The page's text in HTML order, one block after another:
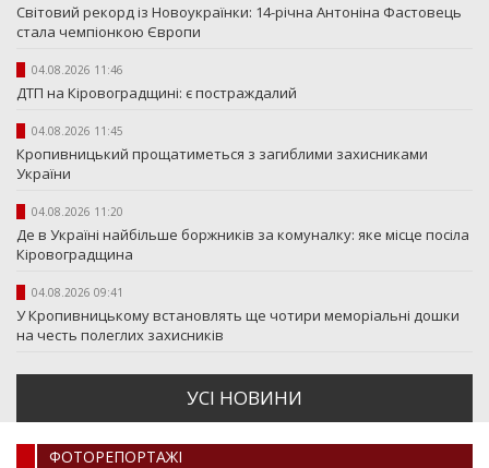
Світовий рекорд із Новоукраїнки: 14-річна Антоніна Фастовець
стала чемпіонкою Європи
04.08.2026 11:46
ДТП на Кіровоградщині: є постраждалий
04.08.2026 11:45
Кропивницький прощатиметься з загиблими захисниками
України
04.08.2026 11:20
Де в Україні найбільше боржників за комуналку: яке місце посіла
Кіровоградщина
04.08.2026 09:41
У Кропивницькому встановлять ще чотири меморіальні дошки
на честь полеглих захисників
УСI НОВИНИ
ФОТОРЕПОРТАЖI